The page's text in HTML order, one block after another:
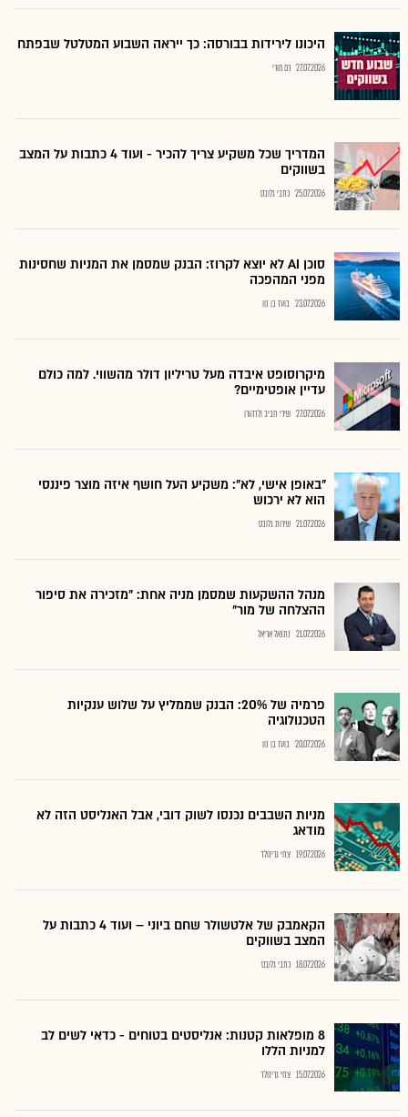
היכונו לירידות בבורסה: כך ייראה השבוע המטלטל שבפתח
27.07.2026 רם מורי
המדריך שכל משקיע צריך להכיר - ועוד 4 כתבות על המצב
בשווקים
25.07.2026 כתבי גלובס
סוכן AI לא יוצא לקרוז: הבנק שמסמן את המניות שחסינות
מפני המהפכה
23.07.2026 בועז בן נון
מיקרוסופט איבדה מעל טריליון דולר מהשווי. למה כולם
עדיין אופטימיים?
27.07.2026 שירי חביב ולדהורן
"באופן אישי, לא": משקיע העל חושף איזה מוצר פיננסי
הוא לא ירכוש
21.07.2026 שירות גלובס
מנהל ההשקעות שמסמן מניה אחת: "מזכירה את סיפור
ההצלחה של מור"
21.07.2026 נתנאל אריאל
פרמיה של 20%: הבנק שממליץ על שלוש ענקיות
הטכנולוגיה
20.07.2026 בועז בן נון
מניות השבבים נכנסו לשוק דובי, אבל האנליסט הזה לא
מודאג
19.07.2026 צחי גרינולד
הקאמבק של אלטשולר שחם ביוני – ועוד 4 כתבות על
המצב בשווקים
18.07.2026 כתבי גלובס
8 מופלאות קטנות: אנליסטים בטוחים - כדאי לשים לב
למניות הללו
15.07.2026 צחי גרינולד